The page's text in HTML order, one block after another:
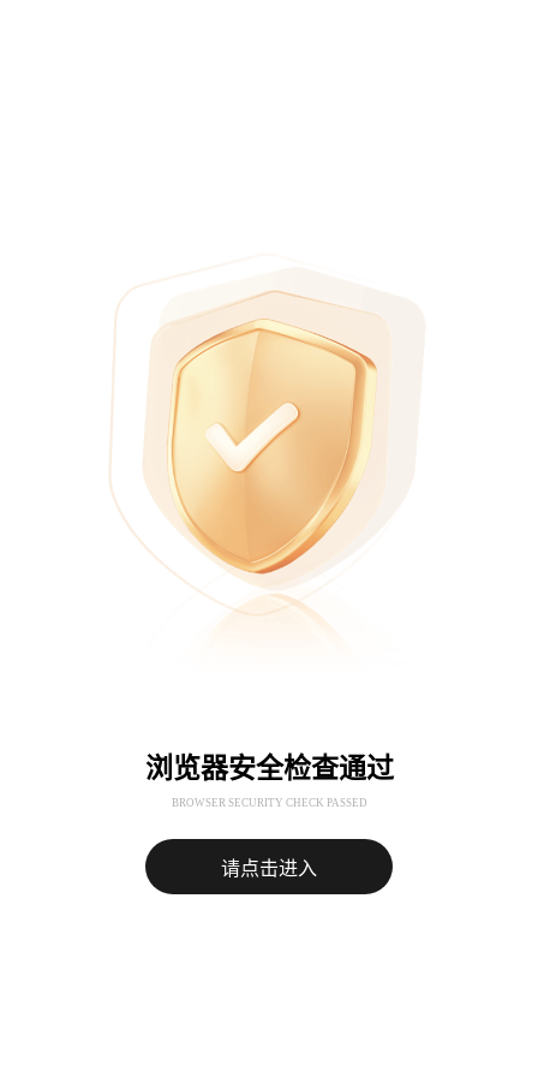
浏览器安全检查通过
BROWSER SECURITY CHECK PASSED
请点击进入